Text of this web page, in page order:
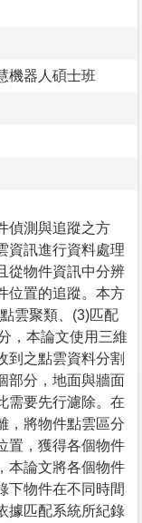
機器人碩士班
偵測與追蹤之方
資訊進行資料處理
從物件資訊中分辨
位置的追蹤。本方
雲聚類、(3)匹配
，本論文使用三維
到之點雲資料分割
部分，地面與牆面
需要先行濾除。在
，將物件點雲區分
置，獲得各個物件
本論文將各個物件
下物件在不同時間
據匹配系統所紀錄